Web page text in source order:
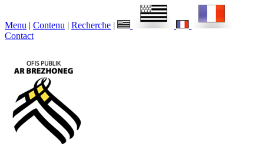
Menu | Contenu | Recherche |
Contact